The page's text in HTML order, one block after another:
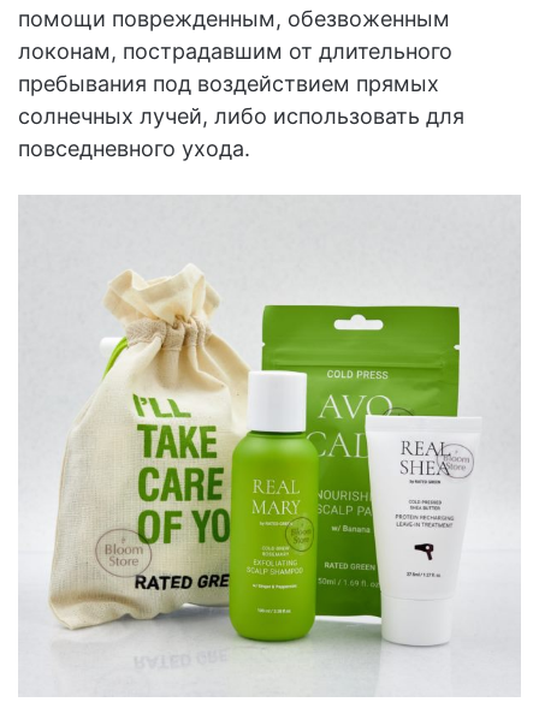
помощи поврежденным, обезвоженным
локонам, пострадавшим от длительного
пребывания под воздействием прямых
солнечных лучей, либо использовать для
повседневного ухода.